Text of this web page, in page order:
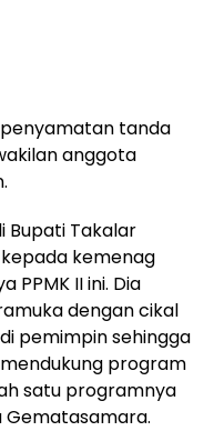
tanda
anggota
Bupati Takalar
kemenag
PPMK II ini. Dia
dengan cikal
pemimpin sehingga
program
satu programnya